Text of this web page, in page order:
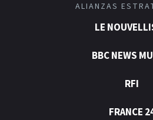
ALIANZAS
LE
BBC NEWS
RFI
FRANCE